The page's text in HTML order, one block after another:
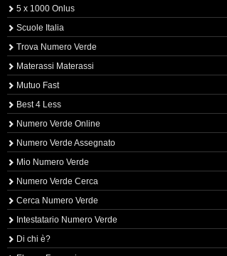
5 x 1000 Onlus
Scuole Italia
Trova Numero Verde
Materassi Materassi
Mutuo Fast
Best 4 Less
Numero Verde Online
Numero Verde Assegnato
Mio Numero Verde
Numero Verde Cerca
Cerca Numero Verde
Intestatario Numero Verde
Di chi è?